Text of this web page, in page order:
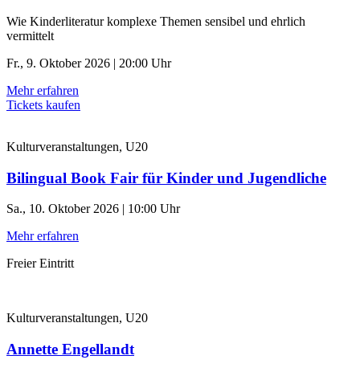
Wie Kinderliteratur komplexe Themen sensibel und ehrlich
vermittelt
Fr., 9. Oktober 2026 | 20:00 Uhr
Mehr erfahren
Tickets kaufen
Kulturveranstaltungen, U20
Bilingual Book Fair für Kinder und Jugendliche
Sa., 10. Oktober 2026 | 10:00 Uhr
Mehr erfahren
Freier Eintritt
Kulturveranstaltungen, U20
Annette Engellandt